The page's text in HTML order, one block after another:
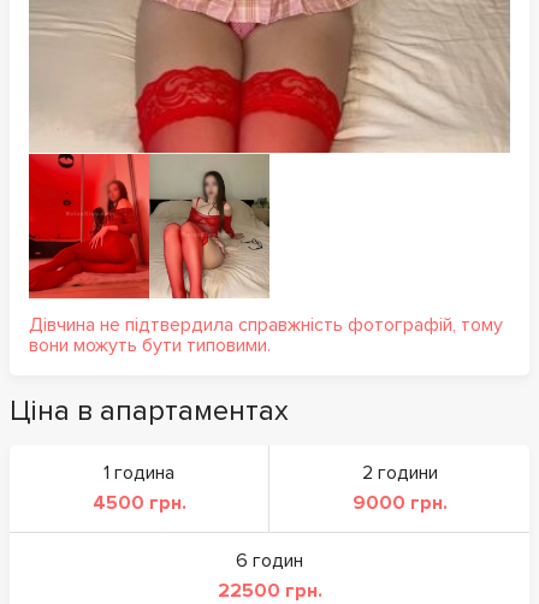
Дівчина не підтвердила справжність фотографій, тому
вони можуть бути типовими.
Ціна в апартаментах
1 година
4500 грн.
2 години
9000 грн.
6 годин
22500 грн.